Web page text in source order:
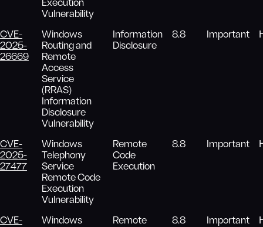
Execution
Vulnerability
CVE-
2025-
26669
Windows
Routing and
Remote
Access
Service
(RRAS)
Information
Disclosure
Vulnerability
Information
Disclosure
8.8 Important
CVE-
2025-
27477
Windows
Telephony
Service
Remote Code
Execution
Vulnerability
Remote
Code
Execution
8.8 Important
CVE-
Windows
Remote
8.8 Important